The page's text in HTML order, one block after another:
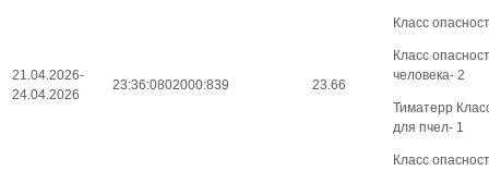
21.04.2026-
24.04.2026
23:36:0802000:839 23.66
Класс
Класс
человека- 2
Тиматерр
для пчел- 1
Класс